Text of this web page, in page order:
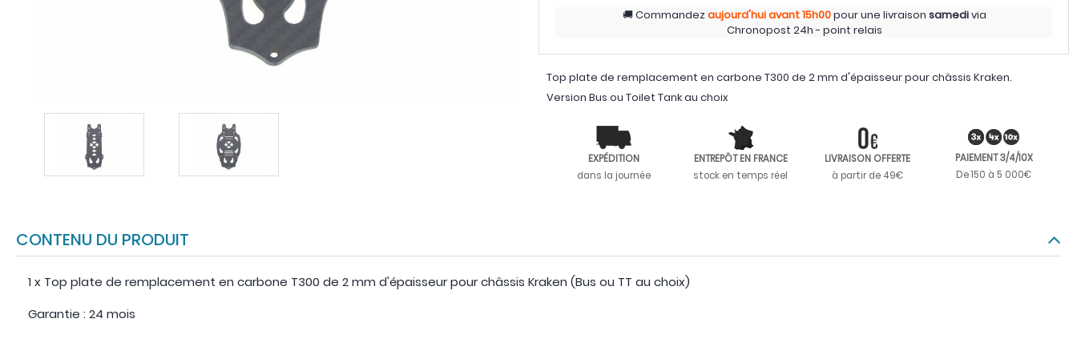
Commandezaujourd'huiavant 15h00pour une livraison samedivia
Chronopost 24h - point relais
Top plate de remplacement en carbone T300 de 2 mm d'épaisseur pour châssis Kraken.
Version Bus ou Toilet Tank au choix
EXPÉDITION
dans la journée
ENTREPÔT EN FRANCE
stock en temps réel
LIVRAISON OFFERTE
à partir de 49€
PAIEMENT 3/4/10X
De 150 à 5 000€
CONTENU DU PRODUIT
1 x Top plate de remplacement en carbone T300 de 2 mm d'épaisseur pour châssis Kraken (Bus ou TT au choix)
Garantie : 24 mois